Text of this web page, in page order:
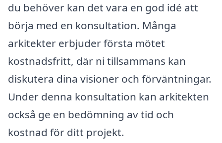
du behöver kan det vara en god idé att
börja med en konsultation. Många
arkitekter erbjuder första mötet
kostnadsfritt, där ni tillsammans kan
diskutera dina visioner och förväntningar.
Under denna konsultation kan arkitekten
också ge en bedömning av tid och
kostnad för ditt projekt.